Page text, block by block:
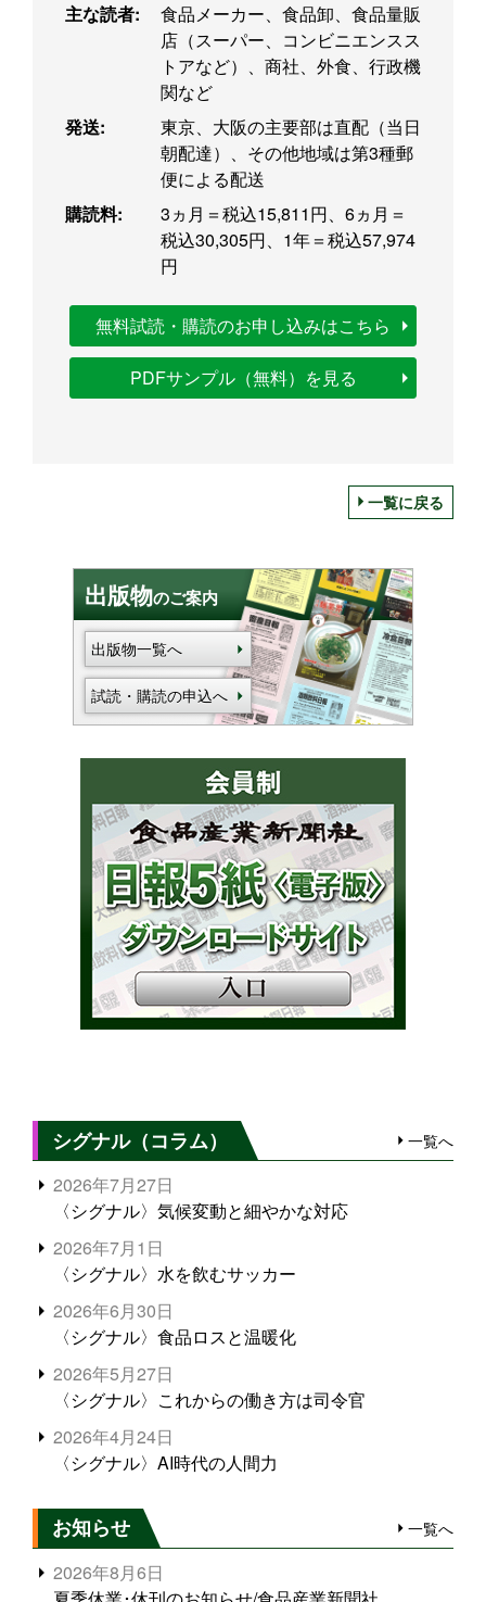
主な読者:
食品メーカー、食品卸、食品量販
店（スーパー、コンビニエンスス
トアなど）、商社、外食、行政機
関など
発送:
東京、大阪の主要部は直配（当日
朝配達）、その他地域は第3種郵
便による配送
購読料:
3ヵ月＝税込15,811円、6ヵ月＝
税込30,305円、1年＝税込57,974
円
無料試読・購読のお申し込みはこちら
PDFサンプル（無料）を見る
一覧に戻る
出版物のご案内
出版物一覧へ
試読・購読の申込へ
シグナル（コラム） 一覧へ
2026年7月27日
〈シグナル〉気候変動と細やかな対応
2026年7月1日
〈シグナル〉水を飲むサッカー
2026年6月30日
〈シグナル〉食品ロスと温暖化
2026年5月27日
〈シグナル〉これからの働き方は司令官
2026年4月24日
〈シグナル〉AI時代の人間力
お知らせ 一覧へ
2026年8月6日